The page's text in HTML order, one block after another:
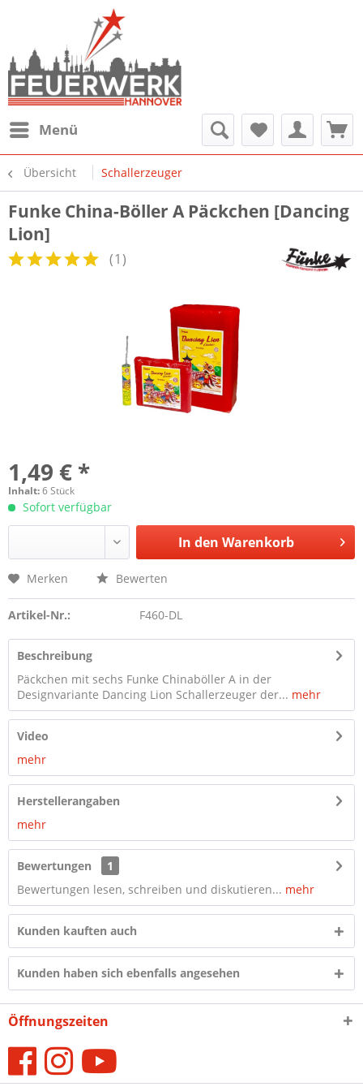
Menü
Übersicht Schallerzeuger
Funke China-Böller A Päckchen [Dancing
Lion]
(1)
1,49 € *
Inhalt:6 Stück
Sofort verfügbar
In den Warenkorb
Merken Bewerten
Artikel-Nr.: F460-DL
Beschreibung
Päckchen mit sechs Funke Chinaböller A in der
Designvariante Dancing Lion Schallerzeuger der... mehr
Video
mehr
Herstellerangaben
mehr
Bewertungen
1
Bewertungen lesen, schreiben und diskutieren... mehr
Kunden kauften auch
Kunden haben sich ebenfalls angesehen
Öffnungszeiten